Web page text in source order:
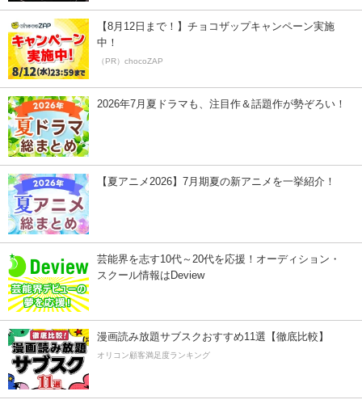
【8月12日まで！】チョコザップキャンペーン実施
中！
（PR）chocoZAP
2026年7月夏ドラマも、注目作＆話題作が勢ぞろい！
【夏アニメ2026】7月期夏の新アニメを一挙紹介！
芸能界を志す10代～20代を応援！オーディション・
スクール情報はDeview
漫画読み放題サブスクおすすめ11選【徹底比較】
オリコン顧客満足度ランキング